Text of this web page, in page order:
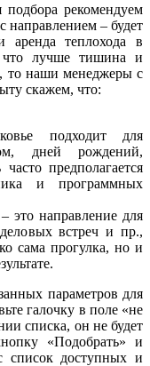
рекомендуем
направлением – будет
аренда теплохода в
что лучше тишина и
то наши менеджеры с
скажем, что:
подходит для
дней рождений,
предполагается
и программных
это направление для
встреч и пр.,
сама прогулка, но и
параметров для
галочку в поле «не
списка, он не будет
«Подобрать» и
список доступных и